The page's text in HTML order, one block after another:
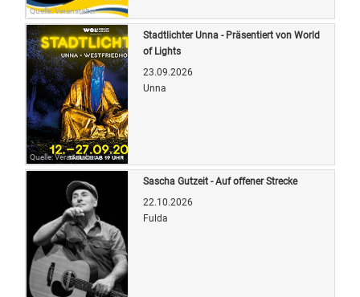
Quelle: Veranstalter
Quelle: Veranstalter
Stadtlichter Unna - Präsentiert von World
of Lights
23.09.2026
Unna
Sascha Gutzeit - Auf offener Strecke
22.10.2026
Fulda